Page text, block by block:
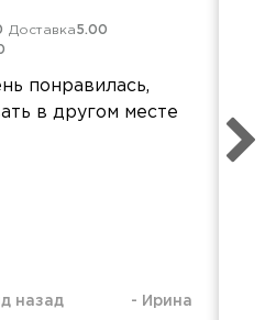
Доставка5.00
понравилась,
в другом месте
назад - Ирина
и